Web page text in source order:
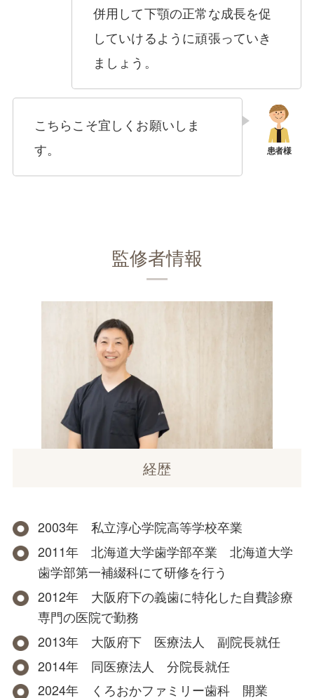
併用して下顎の正常な成長を促
していけるように頑張っていき
ましょう。
こちらこそ宜しくお願いしま
す。
監修者情報
経歴
2003年 私立淳心学院高等学校卒業
2011年 北海道大学歯学部卒業 北海道大学
歯学部第一補綴科にて研修を行う
2012年 大阪府下の義歯に特化した自費診療
専門の医院で勤務
2013年 大阪府下 医療法人 副院長就任
2014年 同医療法人 分院長就任
2024年 くろおかファミリー歯科 開業